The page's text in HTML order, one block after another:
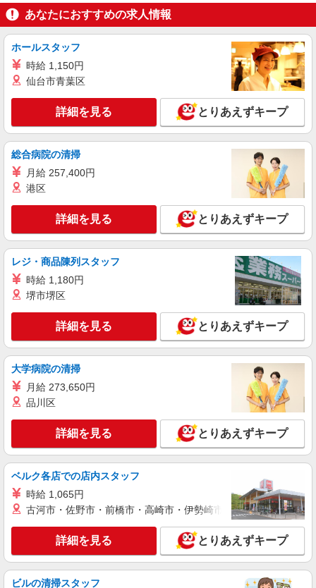
キープ
派遣社員
株式会社パソナ・大阪/OKW6001178569
月給246400円 ★交通費規定に基づき交通費支
給
大阪府大阪市北区（阪神本線大阪梅田駅）
キープ 詳細を見る
派遣社員
株式会社パソナ・大阪/OKW600117835601
営業事務/一般事務
月給249600円 ★交通費規定に基づき交通費支
給
大阪府大阪市北区（大阪メトロ四つ橋線肥後橋
キープ 詳細を見る
派遣社員
株式会社パソナ・大阪/OKW600117437002
時給1630円 月収例：196000円 ★交通費規定に
大阪府大阪市北区（京阪中之島線大江橋駅）
キープ 詳細を見る
株式会社パソナ・大阪/OKW600117437001
一般事務
時給1630円 月収例：196000円 ★交通費規定に
基づき交通費支給
大阪府大阪市北区（京阪中之島線大江橋駅）
あなたにおすすめの求人情報
ホールスタッフ
時給 1,150円
仙台市青葉区
詳細を見る とりあえずキープ
総合病院の清掃
月給 257,400円
港区
詳細を見る とりあえずキープ
レジ・商品陳列スタッフ
時給 1,180円
堺市堺区
詳細を見る とりあえずキープ
大学病院の清掃
月給 273,650円
品川区
詳細を見る とりあえずキープ
ベルク各店での店内スタッフ
時給 1,065円
古河市・佐野市・前橋市・高崎市・伊勢崎市・太田市・館林市
詳細を見る とりあえずキープ
ビルの清掃スタッフ